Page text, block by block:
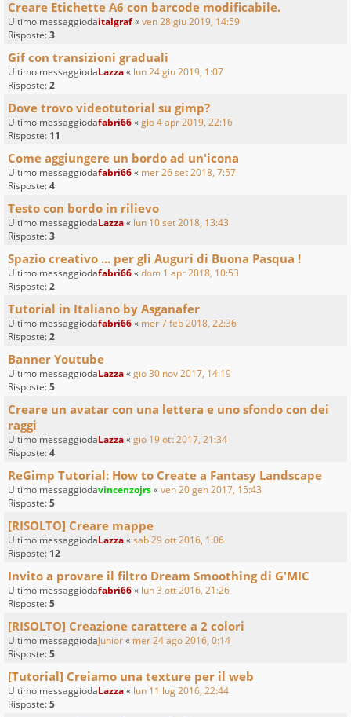
Creare Etichette A6 con barcode modificabile.
Ultimo messaggiodaitalgraf«ven 28 giu 2019, 14:59
Risposte:3
Gif con transizioni graduali
Ultimo messaggiodaLazza« lun 24 giu 2019, 1:07
Risposte:2
Dove trovo videotutorial su gimp?
Ultimo messaggiodafabri66«gio 4 apr 2019, 22:16
Risposte: 11
Come aggiungere un bordo ad un'icona
Ultimo messaggiodafabri66« mer 26 set 2018, 7:57
Risposte:4
Testo con bordo in rilievo
Ultimo messaggiodaLazza« lun 10 set 2018, 13:43
Risposte:3
Spazio creativo ... per gli Auguri di Buona Pasqua !
Ultimo messaggiodafabri66«dom 1 apr 2018, 10:53
Risposte:2
Tutorial in Italiano by Asganafer
Ultimo messaggiodafabri66« mer 7 feb 2018, 22:36
Risposte:2
Banner Youtube
Ultimo messaggiodaLazza«gio 30 nov 2017, 14:19
Risposte:5
Creare un avatar con una lettera e uno sfondo con dei
raggi
Ultimo messaggiodaLazza«gio 19 ott 2017, 21:34
Risposte:4
ReGimp Tutorial: How to Create a Fantasy Landscape
Ultimo messaggiodavincenzojrs«ven 20 gen 2017, 15:43
Risposte:5
[RISOLTO] Creare mappe
Ultimo messaggiodaLazza«sab 29 ott 2016, 1:06
Risposte: 12
Invito a provare il filtro Dream Smoothing di G'MIC
Ultimo messaggiodafabri66« lun 3 ott 2016, 21:26
Risposte:5
[RISOLTO] Creazione carattere a 2 colori
Ultimo messaggiodaJunior« mer 24 ago 2016, 0:14
Risposte:5
[Tutorial] Creiamo una texture per il web
Ultimo messaggiodaLazza« lun 11 lug 2016, 22:44
Risposte:5